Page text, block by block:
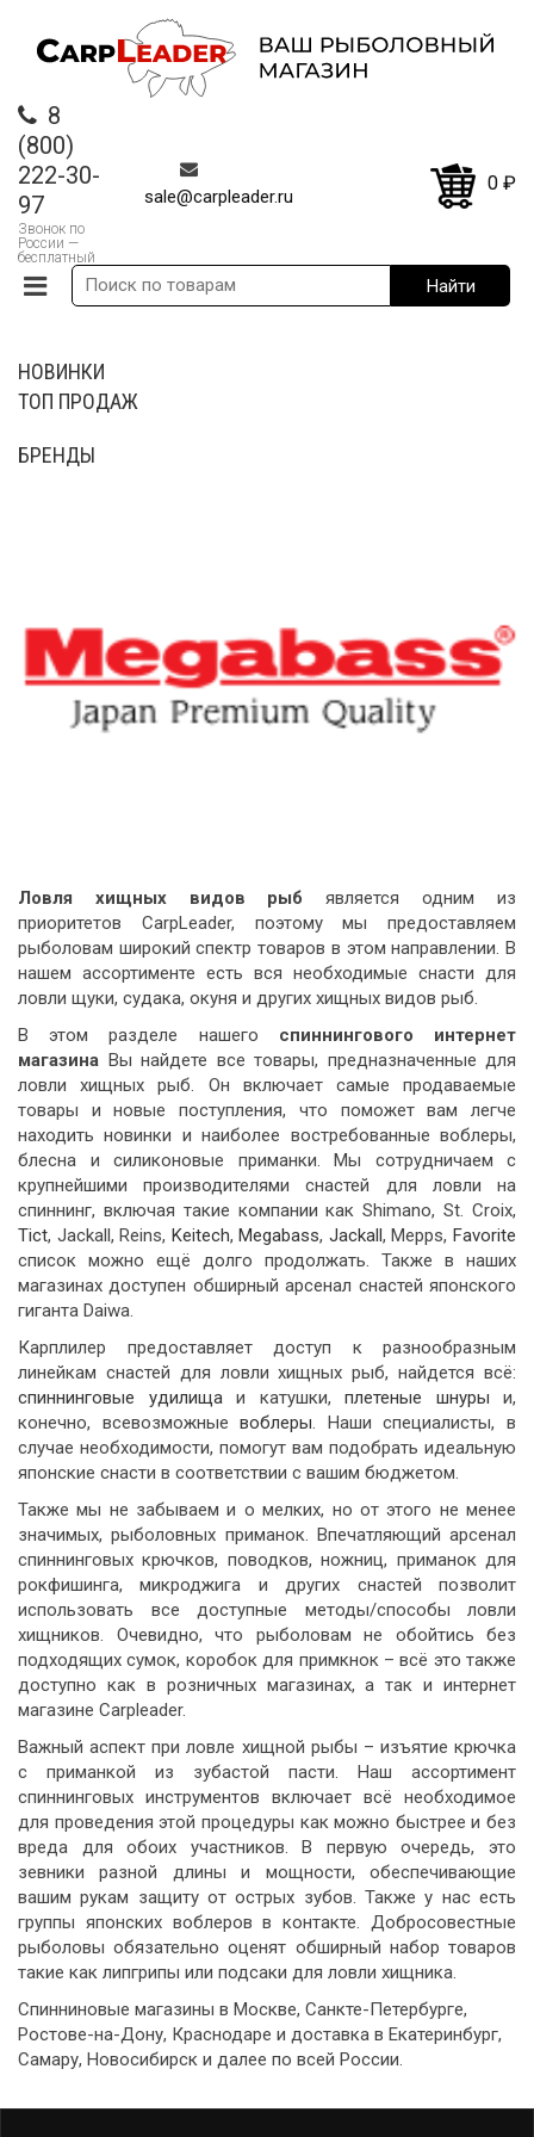
8
(800)
222-30-
97
Звонок по
России —
бесплатный
sale@carpleader.ru
0 ₽
НОВИНКИ
ТОП ПРОДАЖ
БРЕНДЫ
Ловля хищных видов рыб является одним из
приоритетов CarpLeader, поэтому мы предоставляем
рыболовам широкий спектр товаров в этом направлении. В
нашем ассортименте есть вся необходимые снасти для
ловли щуки, судака, окуня и других хищных видов рыб.
В этом разделе нашего спиннингового интернет
магазина Вы найдете все товары, предназначенные для
ловли хищных рыб. Он включает самые продаваемые
товары и новые поступления, что поможет вам легче
находить новинки и наиболее востребованные воблеры,
блесна и силиконовые приманки. Мы сотрудничаем с
крупнейшими производителями снастей для ловли на
спиннинг, включая такие компании как Shimano, St. Croix,
Tict, Jackall, Reins, Keitech,Megabass, Jackall, Mepps,Favorite
список можно ещё долго продолжать. Также в наших
магазинах доступен обширный арсенал снастей японского
гиганта Daiwa.
Карплилер предоставляет доступ к разнообразным
линейкам снастей для ловли хищных рыб, найдется всё:
спиннинговые удилищаи катушки, плетеные шнуры и,
конечно, всевозможныевоблеры. Наши специалисты, в
случае необходимости, помогут вам подобрать идеальную
японские снасти в соответствии с вашим бюджетом.
Также мы не забываем и о мелких, но от этого не менее
значимых, рыболовных приманок. Впечатляющий арсенал
спиннинговых крючков, поводков, ножниц, приманок для
рокфишинга, микроджига и других снастей позволит
использовать все доступные методы/способы ловли
хищников. Очевидно, что рыболовам не обойтись без
подходящих сумок, коробок для примкнок – всё это также
доступно как в розничных магазинах, а так и интернет
магазине Carpleader.
Важный аспект при ловле хищной рыбы – изъятие крючка
с приманкой из зубастой пасти. Наш ассортимент
спиннинговых инструментов включает всё необходимое
для проведения этой процедуры как можно быстрее и без
вреда для обоих участников. В первую очередь, это
зевники разной длины и мощности, обеспечивающие
вашим рукам защиту от острых зубов. Также у нас есть
группы японских воблеров в контакте. Добросовестные
рыболовы обязательно оценят обширный набор товаров
такие как липгрипы или подсаки для ловли хищника.
Спинниновые магазины в Москве, Санкте-Петербурге,
Ростове-на-Дону, Краснодаре и доставка в Екатеринбург,
Самару, Новосибирск и далее по всей России.